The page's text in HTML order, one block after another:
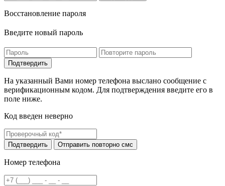
Восстановление пароля
Введите новый пароль
На указанный Вами номер телефона выслано сообщение с
верификационным кодом. Для подтверждения введите его в
поле ниже.
Код введен неверно
Номер телефона